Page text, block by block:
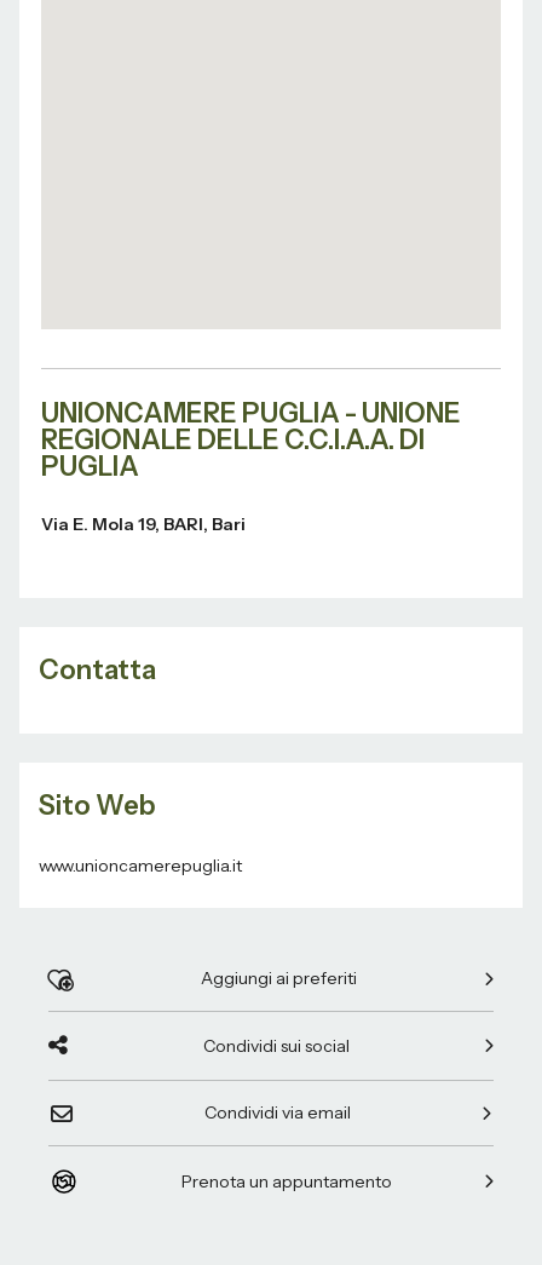
UNIONCAMERE PUGLIA - UNIONE
REGIONALE DELLE C.C.I.A.A. DI
PUGLIA
Via E. Mola 19, BARI, Bari
Contatta
Sito Web
www.unioncamerepuglia.it
Aggiungi ai preferiti
Condividi sui social
Condividi via email
Prenota un appuntamento